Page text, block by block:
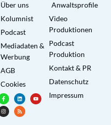
Über uns
Kolumnist
Podcast
Mediadaten &
Werbung
AGB
Cookies
Anwaltsprofile
Video
Produktionen
Podcast
Produktion
Kontakt & PR
Datenschutz
Impressum